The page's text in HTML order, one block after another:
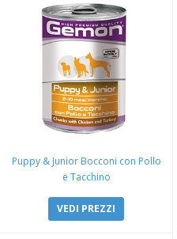
Puppy & Junior Bocconi con Pollo
e Tacchino
VEDI PREZZI